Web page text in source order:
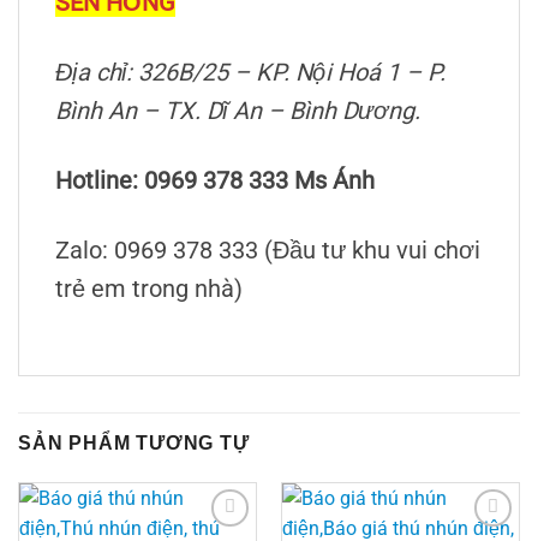
Địa chỉ: 326B/25 – KP. Nội Hoá 1 – P.
Bình An – TX. Dĩ An – Bình Dương.
Hotline: 0969 378 333 Ms Ánh
Zalo: 0969 378 333 (Đầu tư khu vui chơi
trẻ em trong nhà)
SẢN PHẨM TƯƠNG TỰ